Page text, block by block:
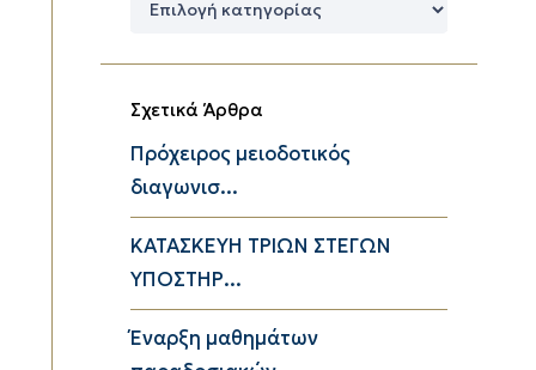
Σχετικά Άρθρα
Πρόχειρος μειοδοτικός
διαγωνισ...
ΚΑΤΑΣΚΕΥΗ ΤΡΙΩΝ ΣΤΕΓΩΝ
ΥΠΟΣΤΗΡ...
Έναρξη μαθημάτων